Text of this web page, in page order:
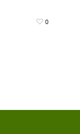
0